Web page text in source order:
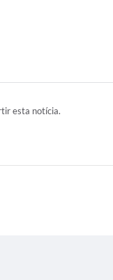
esta notícia.